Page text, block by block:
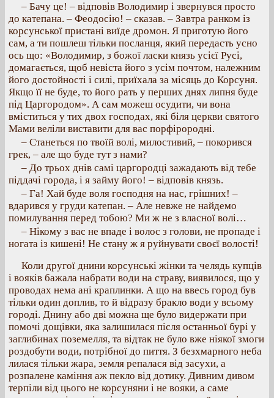
– Бачу це! – відповів Володимир і звернувся просто
до катепана. – Феодосію! – сказав. – Завтра ранком із
корсунської пристані виїде дромон. Я приготую його
сам, а ти пошлеш тільки посланця, який передасть усно
ось що: «Володимир, з божої ласки князь усієї Русі,
домагається, щоб невіста його з усім почтом, належним
його достойності і силі, приїхала за місяць до Корсуня.
Якщо її не буде, то його рать у перших днях липня буде
під Царгородом». А сам можеш осудити, чи вона
вміститься у тих двох господах, які біля церкви святого
Мами веліли виставити для вас порфірородні.
– Станеться по твоїй волі, милостивий, – покорився
грек, – але що буде тут з нами?
– До трьох днів самі царгородці зажадають від тебе
піддачі города, і я займу його! – відповів князь.
– Га! Хай буде воля господня на нас, грішних! –
вдарився у груди катепан. – Але невже не найдемо
помилування перед тобою? Ми ж не з власної волі…
– Нікому з вас не впаде і волос з голови, не пропаде і
ногата із кишені! Не стану ж я руйнувати своєї волості!
Коли другої днини корсунські жінки та челядь купців
і вояків бажала набрати води на страву, виявилося, що у
проводах нема ані краплинки. А що на ввесь город був
тільки один доплив, то й відразу бракло води у всьому
городі. Днину або дві можна ще було видержати при
помочі дощівки, яка залишилася після останньої бурі у
заглибинах поземелля, та відтак не було вже ніякої змоги
роздобути води, потрібної до пиття. З безхмарного неба
лилася тільки жара, земля репалася від засухи, а
розпалене каміння аж пекло від дотику. Дивним дивом
терпіли від цього не корсуняни і не вояки, а саме